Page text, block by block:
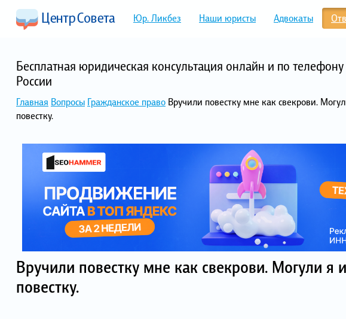
Юр. Ликбез Наши юристы Адвокаты
Бесплатная юридическая консультация онлайн и по
России
Главная Вопросы Гражданское право Вручили повестку мне как свекрови.
повестку.
Вручили повестку мне как свекрови. Могули я
повестку.